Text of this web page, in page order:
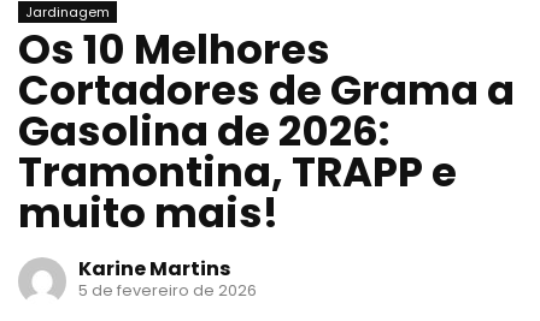
Jardinagem
Os 10 Melhores
Cortadores de Grama a
Gasolina de 2026:
Tramontina, TRAPP e
muito mais!
Karine Martins
5 de fevereiro de 2026